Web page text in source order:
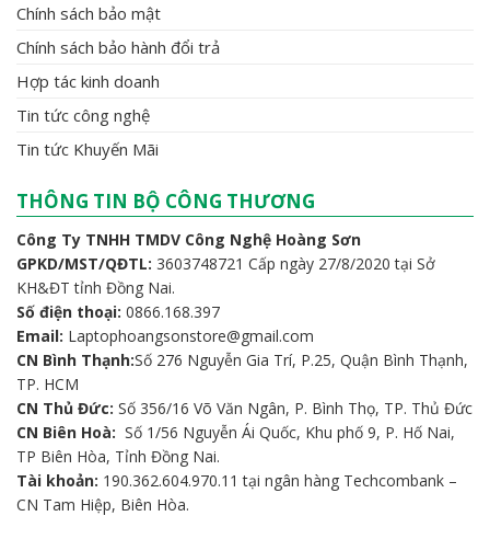
Chính sách bảo mật
Chính sách bảo hành đổi trả
Hợp tác kinh doanh
Tin tức công nghệ
Tin tức Khuyến Mãi
THÔNG TIN BỘ CÔNG THƯƠNG
Công Ty TNHH TMDV Công Nghệ Hoàng Sơn
GPKD/MST/QĐTL: 3603748721 Cấp ngày 27/8/2020 tại Sở
KH&ĐT tỉnh Đồng Nai.
Số điện thoại: 0866.168.397
Email: Laptophoangsonstore@gmail.com
CN Bình Thạnh:Số 276 Nguyễn Gia Trí, P.25, Quận Bình Thạnh,
TP. HCM
CN Thủ Đức: Số 356/16 Võ Văn Ngân, P. Bình Thọ, TP. Thủ Đức
CN Biên Hoà: Số 1/56 Nguyễn Ái Quốc, Khu phố 9, P. Hố Nai,
TP Biên Hòa, Tỉnh Đồng Nai.
Tài khoản: 190.362.604.970.11 tại ngân hàng Techcombank –
CN Tam Hiệp, Biên Hòa.